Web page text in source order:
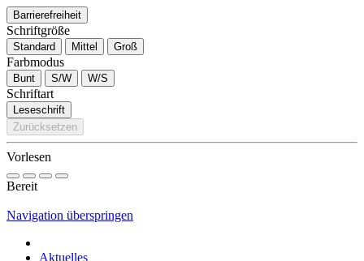
Barrierefreiheit
Schriftgröße
Standard Mittel Groß
Farbmodus
Bunt S/W W/S
Schriftart
Leseschrift
Zurücksetzen
Vorlesen
Bereit
Navigation überspringen
Aktuelles